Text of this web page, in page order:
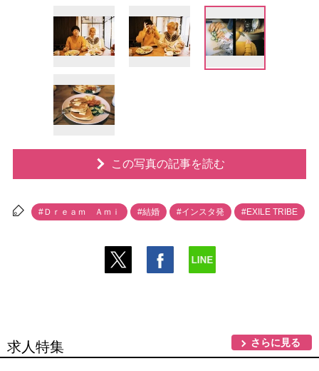
この写真の記事を読む
#Ｄｒｅａｍ Ａｍｉ #結婚 #インスタ発 #EXILE TRIBE
求人特集 さらに見る